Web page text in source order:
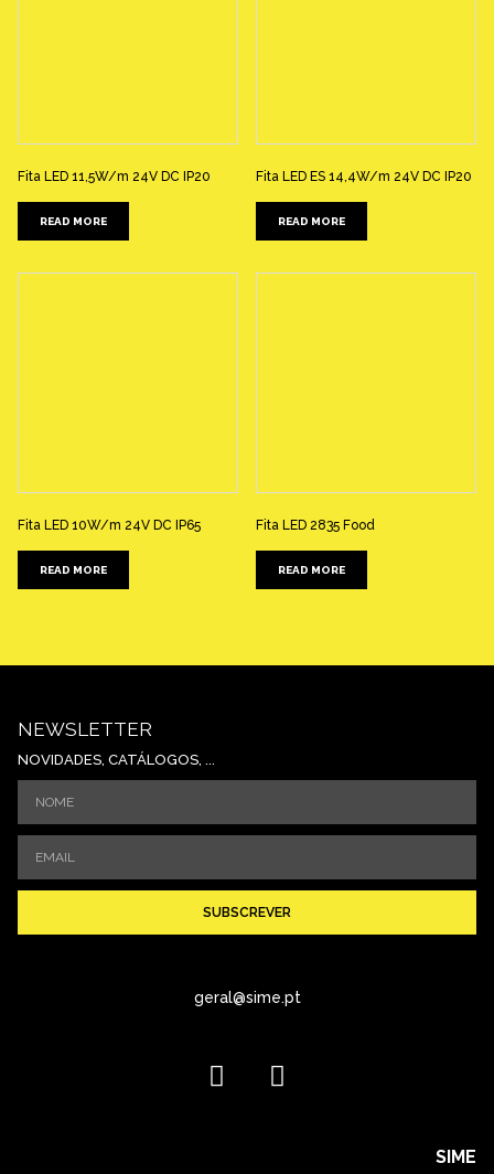
Fita LED 11,5W/m 24V DC IP20
READ MORE
Fita LED ES 14,4W/m 24V DC IP20
READ MORE
Fita LED 10W/m 24V DC IP65
READ MORE
Fita LED 2835 Food
READ MORE
NEWSLETTER
NOVIDADES, CATÁLOGOS, ...
SUBSCREVER
geral@sime.pt
SIME